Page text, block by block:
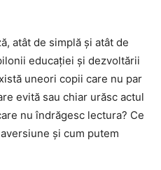
atât de simplă și atât de
educației și dezvoltării
uneori copii care nu par
evită sau chiar urăsc actul
nu îndrăgesc lectura? Ce
și cum putem